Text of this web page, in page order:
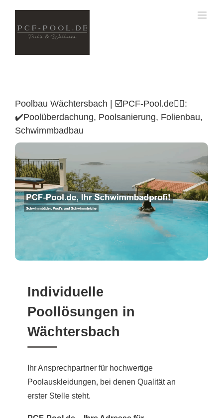
content
Poolbau Wächtersbach | ☑️PCF-Pool.de🏊🏼:
✔️Poolüberdachung, Poolsanierung, Folienbau,
Schwimmbadbau
Poolüberdachung
Individuelle
Poollösungen in
Wächtersbach
Ihr Ansprechpartner für hochwertige
Poolauskleidungen, bei denen Qualität an
erster Stelle steht.